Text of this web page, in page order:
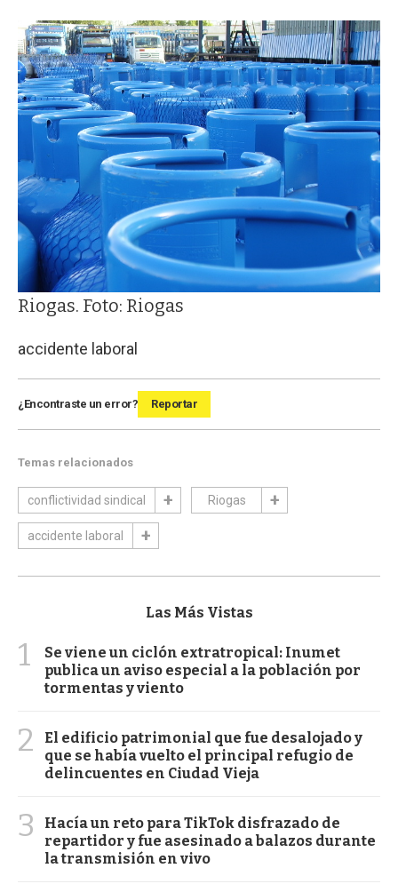
Riogas. Foto: Riogas
accidente laboral
¿Encontraste un error? Reportar
Temas relacionados
conflictividad sindical Riogas
accidente laboral
Las Más Vistas
1
Se viene un ciclón extratropical: Inumet
publica un aviso especial a la población por
tormentas y viento
2
El edificio patrimonial que fue desalojado y
que se había vuelto el principal refugio de
delincuentes en Ciudad Vieja
3
Hacía un reto para TikTok disfrazado de
repartidor y fue asesinado a balazos durante
la transmisión en vivo